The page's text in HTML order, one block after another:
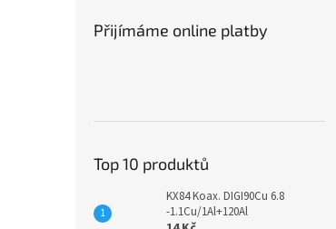
Přijímáme online platby
Top 10 produktů
KX84 Koax. DIGI90Cu 6.8
-1.1Cu/1Al+120Al